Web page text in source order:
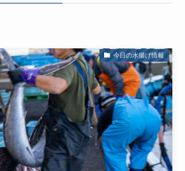
今日の水揚げ情報